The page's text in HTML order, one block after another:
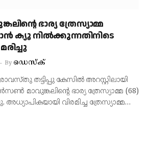
ഭാര്യ ത്രേസ്യാമ്മ
ക്യൂ നില്‍ക്കുന്നതിനിടെ
By ഡെസ്‌ക്
തട്ടിപ്പു കേസില്‍ അറസ്റ്റിലായി
മാവുങ്കലിന്റെ ഭാര്യ ത്രേസ്യാമ്മ (68)
വിരമിച്ച ത്രേസ്യാമ്മ…